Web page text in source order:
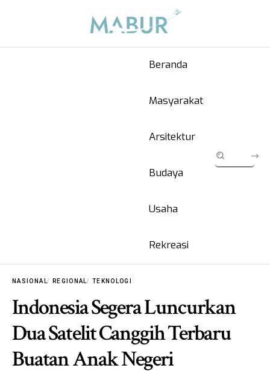
Beranda
Masyarakat
Arsitektur
Budaya
Usaha
Rekreasi
NASIONAL REGIONAL TEKNOLOGI
Indonesia Segera Luncurkan
Dua Satelit Canggih Terbaru
Buatan Anak Negeri